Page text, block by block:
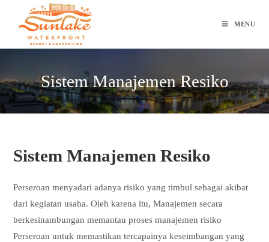
MENU
Sistem Manajemen Resiko
Sistem Manajemen Resiko
Perseroan menyadari adanya risiko yang timbul sebagai akibat
dari kegiatan usaha. Oleh karena itu, Manajemen secara
berkesinambungan memantau proses manajemen risiko
Perseroan untuk memastikan tercapainya keseimbangan yang